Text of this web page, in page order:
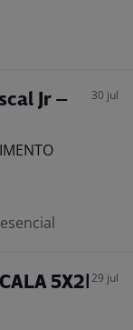
Jr –
30 jul
5X2| 29 jul